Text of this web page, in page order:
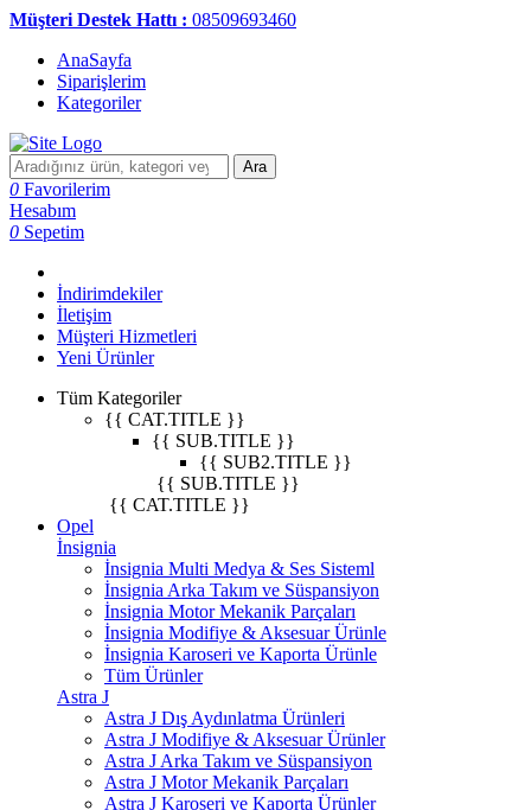
Müşteri Destek Hattı : 08509693460
AnaSayfa
Siparişlerim
Kategoriler
Ara
0 Favorilerim
Hesabım
0 Sepetim
İndirimdekiler
İletişim
Müşteri Hizmetleri
Yeni Ürünler
Tüm Kategoriler
{{ CAT.TITLE }}
{{ SUB.TITLE }}
{{ SUB2.TITLE }}
{{ SUB.TITLE }}
{{ CAT.TITLE }}
Opel
İnsignia
İnsignia Multi Medya & Ses Sisteml
İnsignia Arka Takım ve Süspansiyon
İnsignia Motor Mekanik Parçaları
İnsignia Modifiye & Aksesuar Ürünle
İnsignia Karoseri ve Kaporta Ürünle
Tüm Ürünler
Astra J
Astra J Dış Aydınlatma Ürünleri
Astra J Modifiye & Aksesuar Ürünler
Astra J Arka Takım ve Süspansiyon
Astra J Motor Mekanik Parçaları
Astra J Karoseri ve Kaporta Ürünler